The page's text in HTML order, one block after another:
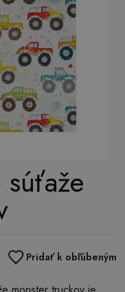
súťaže
Pridať k obľúbeným